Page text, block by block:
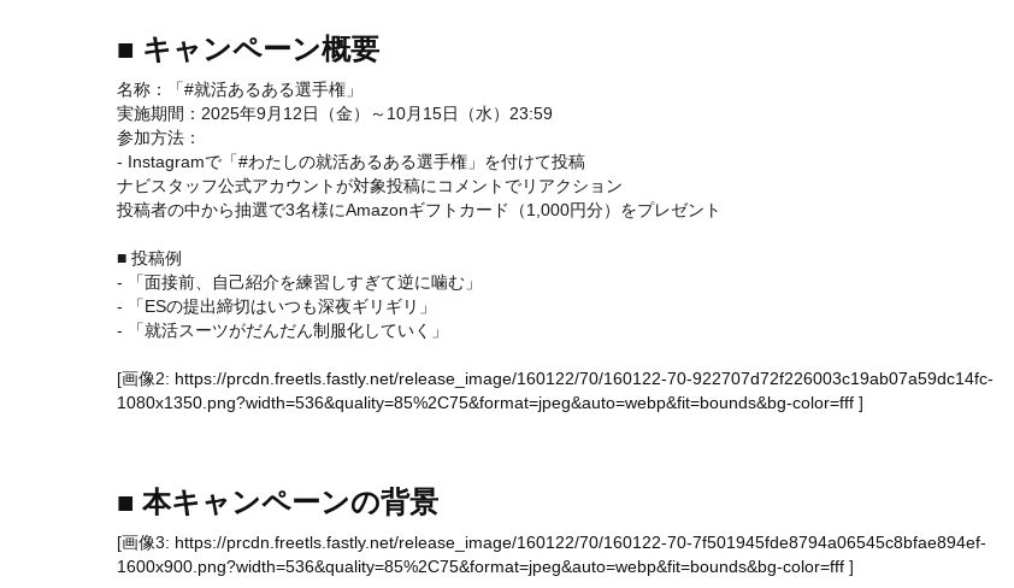
■ キャンペーン概要
名称：「#就活あるある選手権」
実施期間：2025年9月12日（金）～10月15日（水）23:59
参加方法：
- Instagramで「#わたしの就活あるある選手権」を付けて投稿
ナビスタッフ公式アカウントが対象投稿にコメントでリアクション
投稿者の中から抽選で3名様にAmazonギフトカード（1,000円分）をプレゼント
■ 投稿例
- 「面接前、自己紹介を練習しすぎて逆に噛む」
- 「ESの提出締切はいつも深夜ギリギリ」
- 「就活スーツがだんだん制服化していく」
[画像2: https://prcdn.freetls.fastly.net/release_image/160122/70/160122-70-922707d72f226003c19ab07a59dc14fc-
1080x1350.png?width=536&quality=85%2C75&format=jpeg&auto=webp&fit=bounds&bg-color=fff ]
■ 本キャンペーンの背景
[画像3: https://prcdn.freetls.fastly.net/release_image/160122/70/160122-70-7f501945fde8794a06545c8bfae894ef-
1600x900.png?width=536&quality=85%2C75&format=jpeg&auto=webp&fit=bounds&bg-color=fff ]